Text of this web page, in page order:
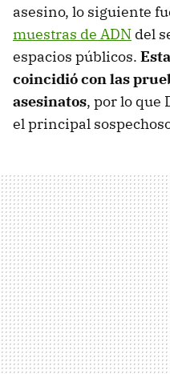
asesino, lo siguiente
muestras de ADN del
espacios públicos.
coincidió con las
asesinatos, por lo que
el principal